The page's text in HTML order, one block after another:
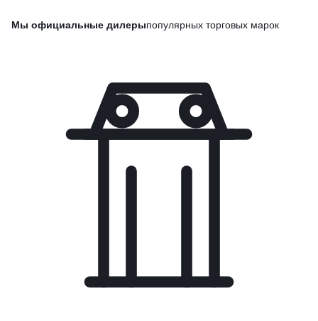
Мы официальные дилерыпопулярных торговых марок